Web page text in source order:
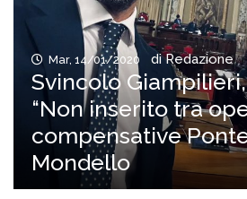
Mar, 14/01/2020 di Redazione
Svincolo
“Non inserito tra
compensative
Mondello